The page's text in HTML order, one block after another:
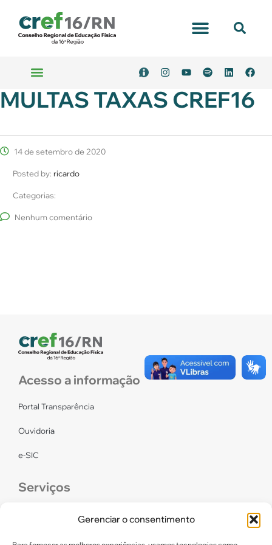
Gerenciar o consentimento
MULTAS TAXAS CREF16
14 de setembro de 2020
Posted by: ricardo
Categorias:
Nenhum comentário
Acesso a informação
Portal Transparência
Ouvidoria
e-SIC
Serviços